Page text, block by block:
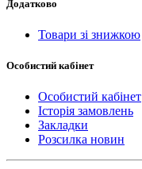
Додатково
Товари зі знижкою
Особистий кабінет
Особистий кабінет
Історія замовлень
Закладки
Розсилка новин